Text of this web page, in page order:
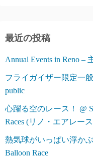
ー
最近の投稿
Annual Events in Reno –
フライガイザー限定一般
public
心躍る空のレース！ @
Races (リノ・エアレー
熱気球がいっぱい浮か
Balloon Race